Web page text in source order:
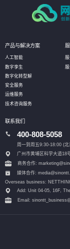
产品与解决方案
人工智能
数字孪生
数字化转型解
安全服务
运维服务
技术咨询服务
服
联系我们
400-808-5058
周一到周五9:30-18:00 (北
广州市黄埔区科学大道18
商务合作:
媒体合作:
Overseas business:
Add: Unit 04-05, 16F,
Email: